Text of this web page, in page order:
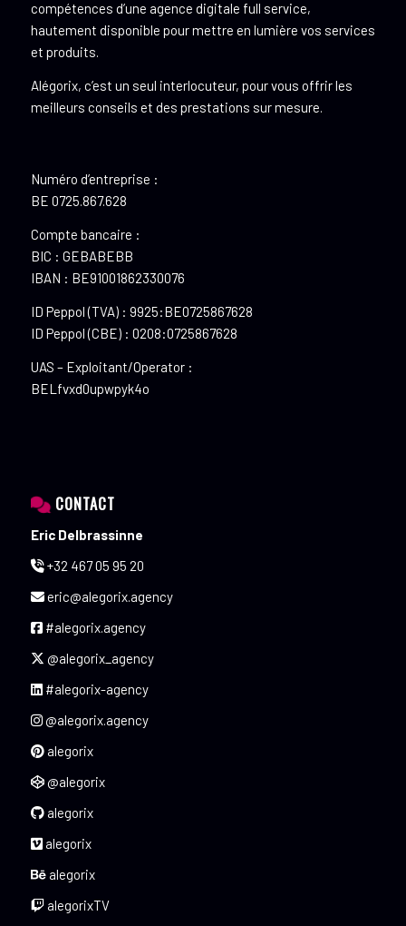
compétences d’une agence digitale full service,
hautement disponible pour mettre en lumière vos services
et produits.
Alégorix, c’est un seul interlocuteur, pour vous offrir les
meilleurs conseils et des prestations sur mesure.
Numéro d’entreprise :
BE 0725.867.628
Compte bancaire :
BIC : GEBABEBB
IBAN : BE91001862330076
ID Peppol (TVA) : 9925:BE0725867628
ID Peppol (CBE) : 0208:0725867628
UAS – Exploitant/Operator :
BELfvxd0upwpyk4o
CONTACT
Eric Delbrassinne
+32 467 05 95 20
eric@alegorix.agency
#alegorix.agency
@alegorix_agency
#alegorix-agency
@alegorix.agency
alegorix
@alegorix
alegorix
alegorix
alegorix
alegorixTV